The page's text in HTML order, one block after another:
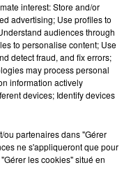
interest: Store and/or
advertising; Use profiles to
audiences through
to personalise content; Use
detect fraud, and fix errors;
may process personal
information actively
devices; Identify devices
ou partenaires dans "Gérer
ne s'appliqueront que pour
les cookies" situé en